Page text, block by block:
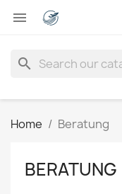

search
Home Beratung
BERATUNG